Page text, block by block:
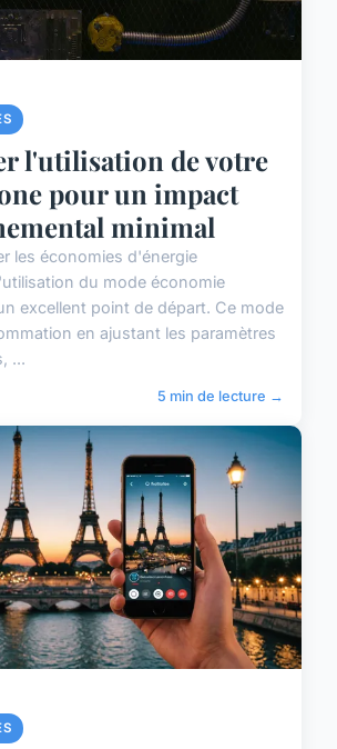
l'utilisation de votre
pour un impact
minimal
les économies d'énergie
du mode économie
excellent point de départ. Ce mode
en ajustant les paramètres
...
5 min de lecture →